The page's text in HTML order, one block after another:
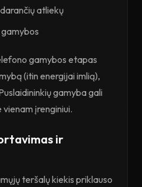
atliekų
gamybos etapas
(itin energijai imlią),
gamyba gali
įrenginiui.
ir
teršalų kiekis priklauso